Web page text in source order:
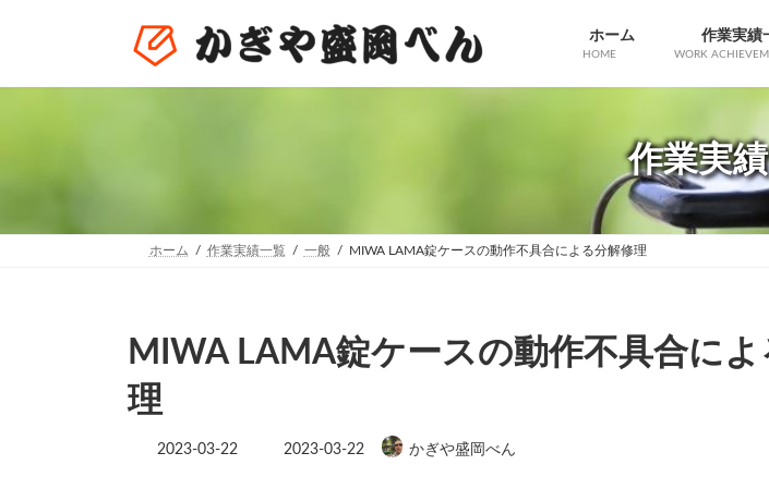
ホーム
HOME
作業実績
WORK
作業実
ホーム 作業実績一覧 一般 MIWA LAMA錠ケースの動作不具合による分解修理
MIWA LAMA錠ケースの動作不具合に
理
2023-03-22
最
2023-03-22 かぎや盛岡べん